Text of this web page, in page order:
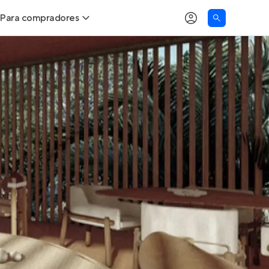
Para compradores
Buscar um imóvel novo
Calcule seu Poder de Compra
Comprar x Alugar
Correção do INCC
Simulador de Financiamento
Encontre um corretor